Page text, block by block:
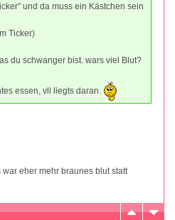
und da muss ein Kästchen sein
Ticker)
du schwanger bist. wars viel Blut?
essen, vll liegts daran.
eher mehr braunes blut statt